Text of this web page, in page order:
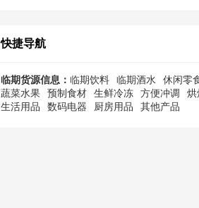
快捷导航
临期货源信息： 临期饮料 临期酒水 休闲零
蔬菜水果 预制食材 生鲜冷冻 方便冲调 烘
生活用品
数码电器 厨房用品 其他产品